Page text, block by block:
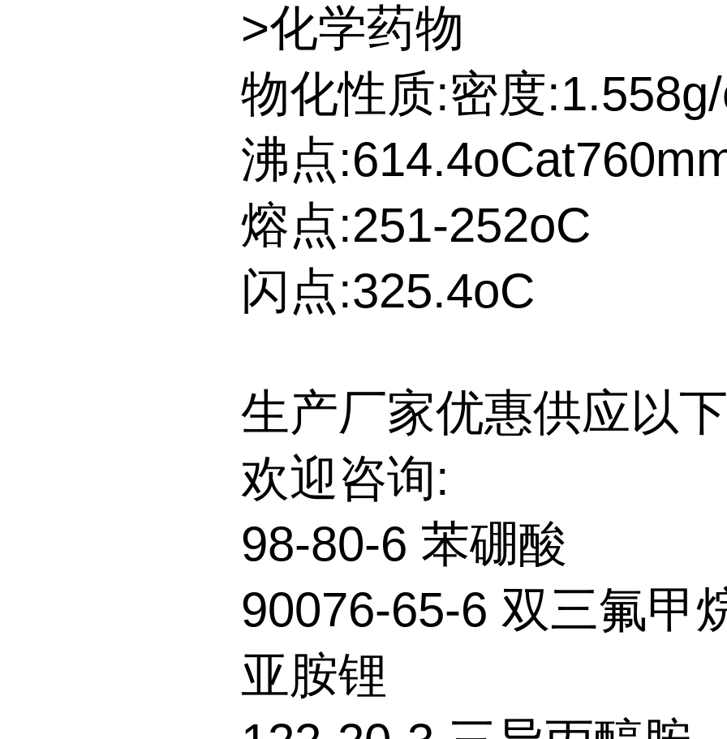
>化学药物
物化性质:密度
沸点
熔点:251-252oC
闪点:325.4oC
生产厂家优惠供应以
欢迎咨询:
98-80-6 苯硼酸
90076-65-6 双三氟甲
亚胺锂